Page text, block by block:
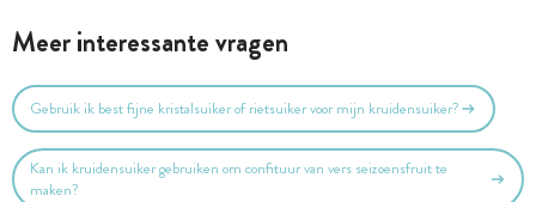
Meer interessante vragen
Gebruik ik best fijne kristalsuiker of rietsuiker voor mijn kruidensuiker?
Kan ik kruidensuiker gebruiken om confituur van vers seizoensfruit te
maken?